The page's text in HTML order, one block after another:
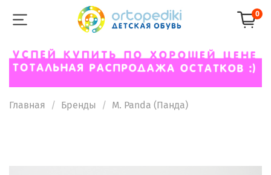
0
Главная Бренды M. Panda (Панда)